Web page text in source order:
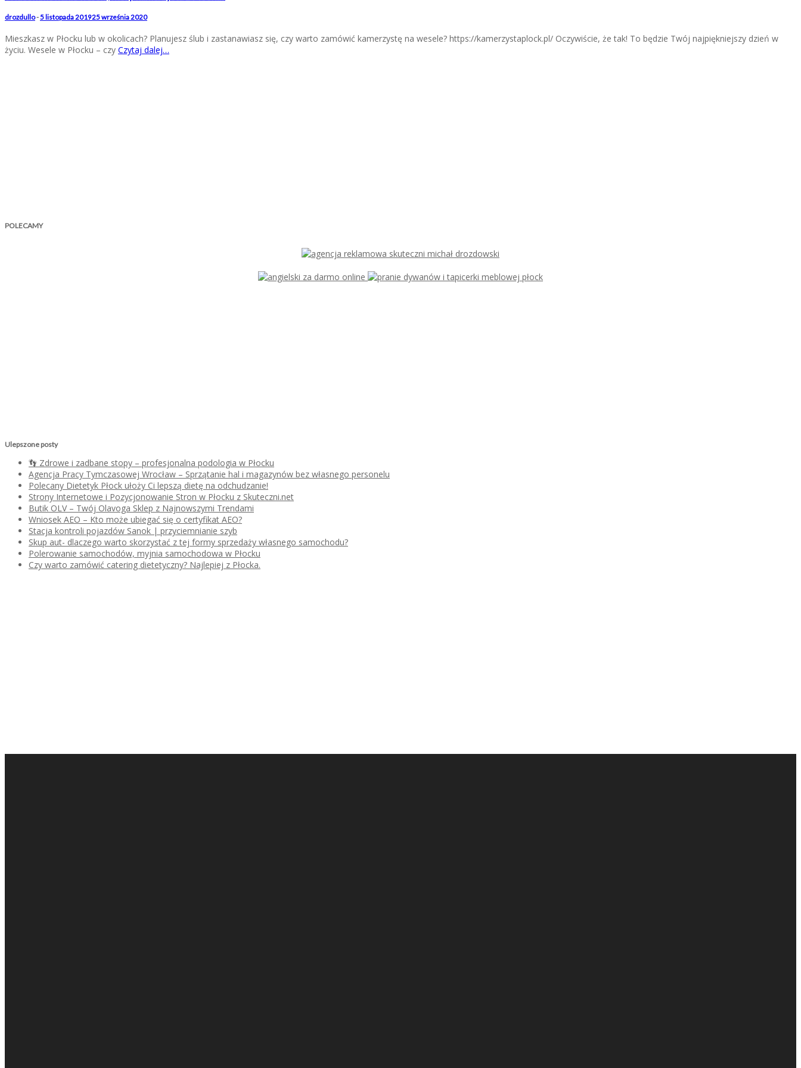
drozdullo-5 listopada 201925 września 2020
Mieszkasz w Płocku lub w okolicach? Planujesz ślub i zastanawiasz się, czy warto zamówić kamerzystę na wesele? https://kamerzystaplock.pl/ Oczywiście, że tak! To będzie Twój najpiękniejszy dzień w
życiu. Wesele w Płocku – czy Czytaj dalej…
POLECAMY
Ulepszone posty
👣 Zdrowe i zadbane stopy – profesjonalna podologia w Płocku
Agencja Pracy Tymczasowej Wrocław – Sprzątanie hal i magazynów bez własnego personelu
Polecany Dietetyk Płock ułoży Ci lepszą dietę na odchudzanie!
Strony Internetowe i Pozycjonowanie Stron w Płocku z Skuteczni.net
Butik OLV – Twój Olavoga Sklep z Najnowszymi Trendami
Wniosek AEO – Kto może ubiegać się o certyfikat AEO?
Stacja kontroli pojazdów Sanok | przyciemnianie szyb
Skup aut- dlaczego warto skorzystać z tej formy sprzedaży własnego samochodu?
Polerowanie samochodów, myjnia samochodowa w Płocku
Czy warto zamówić catering dietetyczny? Najlepiej z Płocka.